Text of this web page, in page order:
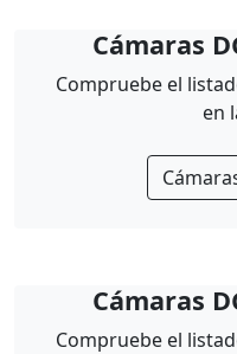
Cámaras
Compruebe el
en
Cámaras
Compruebe el